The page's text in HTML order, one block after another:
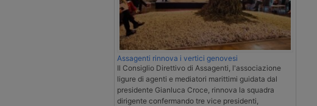
Assagenti rinnova i vertici genovesi
Il Consiglio Direttivo di Assagenti, l'associazione
ligure di agenti e mediatori marittimi guidata dal
presidente Gianluca Croce, rinnova la squadra
dirigente confermando tre vice presidenti,